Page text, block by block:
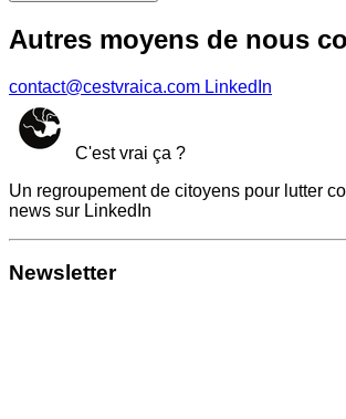
Autres moyens de nous
contact@cestvraica.com LinkedIn
C'est vrai ça ?
Un regroupement de citoyens pour lutter
news sur LinkedIn
Newsletter